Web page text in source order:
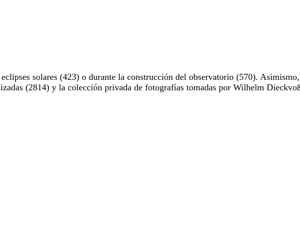
solares (423) o durante la construcción del observatorio (570).
(2814) y la colección privada de fotografías tomadas por Wilhelm